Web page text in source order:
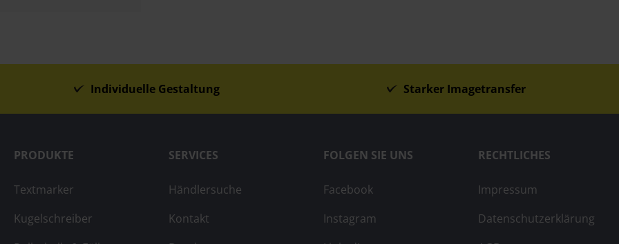
Individuelle Gestaltung Starker Imagetransfer
PRODUKTE
Textmarker
Kugelschreiber
SERVICES
Händlersuche
Kontakt
FOLGEN SIE UNS
Facebook
Instagram
RECHTLICHES
Impressum
Datenschutzerklärung